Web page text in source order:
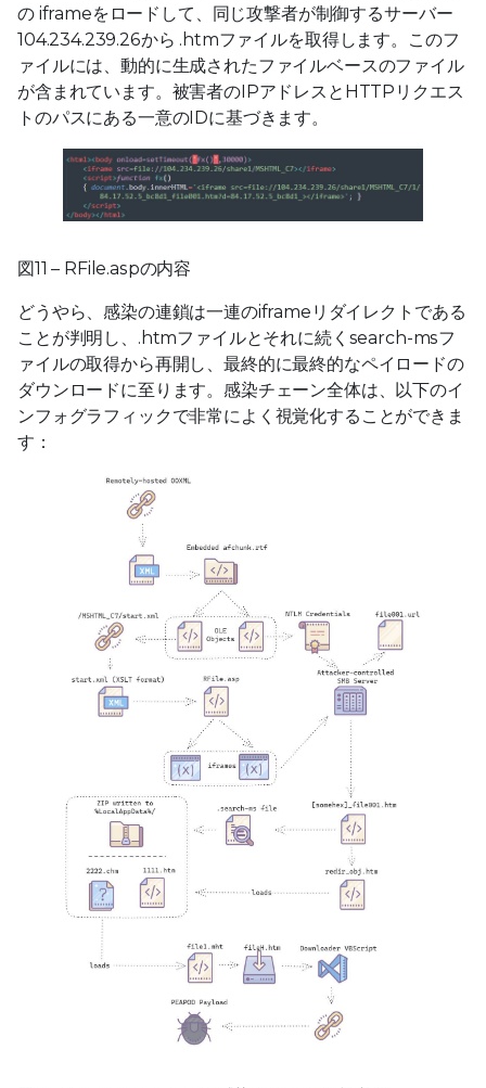
の iframeをロードして、同じ攻撃者が制御するサーバー
104.234.239.26か​​ら .htmファイルを取得します。このフ
ァイルには、動的に生成されたファイルベースのファイル
が含まれています。被害者のIPアドレスとHTTPリクエス
トのパスにある一意のIDに基づきます。
図11 – RFile.aspの内容
どうやら、感染の連鎖は一連のiframeリダイレクトである
ことが判明し、.htmファイルとそれに続くsearch-msフ
ァイルの取得から再開し、最終的に最終的なペイロードの
ダウンロードに至ります。感染チェーン全体は、以下のイ
ンフォグラフィックで非常によく視覚化することができま
す：